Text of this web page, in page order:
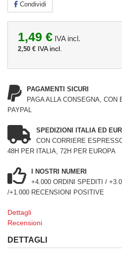
Condividi
1,49 € IVA incl.
2,50 € IVA incl.
PAGAMENTI SICURI
PAGA ALLA CONSEGNA, CON
PAYPAL
SPEDIZIONI ITALIA ED
CON CORRIERE
48H PER ITALIA, 72H PER EUROPA
I NOSTRI NUMERI
+4.000 ORDINI SPEDITI /
/+1.000 RECENSIONI POSITIVE
Dettagli
Recensioni
DETTAGLI